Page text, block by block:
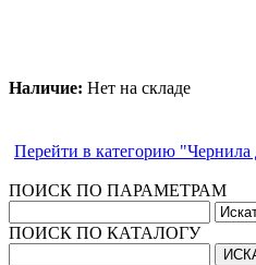
Наличие: Нет на складе
Перейти в категорию "Чернила
ПОИСК ПО ПАРАМЕТРАМ
ПОИСК ПО КАТАЛОГУ